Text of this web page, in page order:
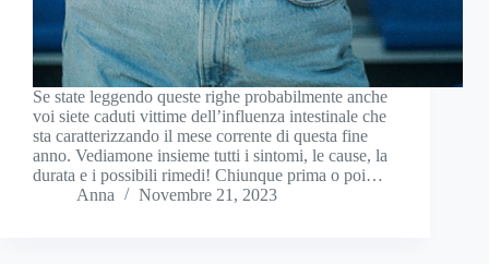
Se state leggendo queste righe probabilmente anche
voi siete caduti vittime dell’influenza intestinale che
sta caratterizzando il mese corrente di questa fine
anno. Vediamone insieme tutti i sintomi, le cause, la
durata e i possibili rimedi! Chiunque prima o poi…
Anna
Novembre 21, 2023